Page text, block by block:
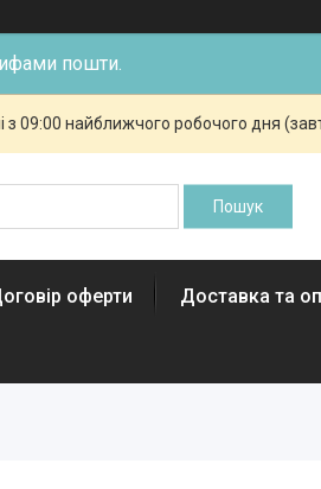
пошти.
09:00 найближчого робочого дня
оферти Доставка та